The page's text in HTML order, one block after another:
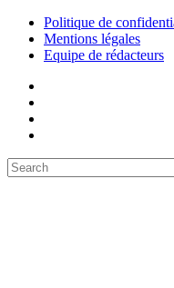
Politique de
Mentions légales
Equipe de rédacteurs